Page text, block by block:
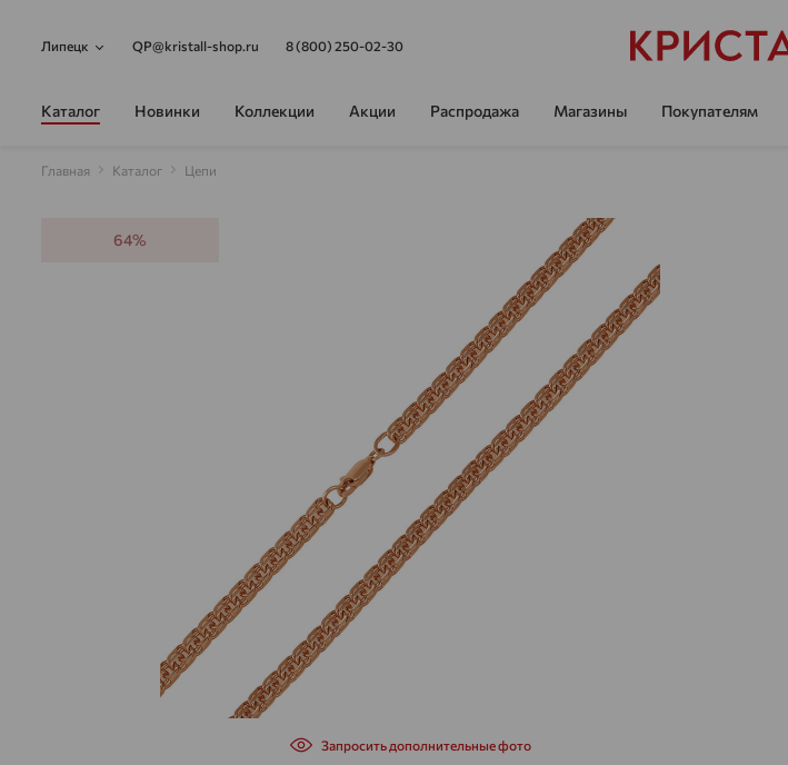
Липецк QP@kristall-shop.ru 8 (800) 250-02-30
Каталог Новинки Коллекции Акции Распродажа Магазины Покупателям
Главная Каталог Цепи
64%
Запросить дополнительные фото